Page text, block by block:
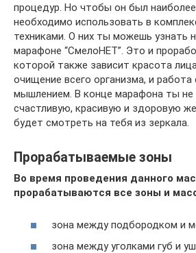
процедур. Но чтобы он был наиболее
необходимо использовать в
техниками. О них ты можешь узнать
марафоне “СмелоНЕТ”. Это и
которой также зависит красота
очищение всего организма, и работа
мышлением. В конце марафона ты не
счастливую, красивую и здоровую
будет смотреть на тебя из зеркала.
Прорабатываемые зоны
Во время проведения данного
прорабатываются все зоны и
зона между подбородком и
зона между уголками губ и